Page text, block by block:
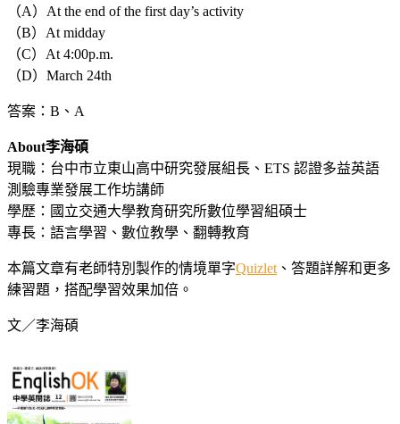
（A）At the end of the first day’s activity
（B）At midday
（C）At 4:00p.m.
（D）March 24th
答案：B、A
About李海碩
現職：台中市立東山高中研究發展組長、ETS 認證多益英語
測驗專業發展工作坊講師
學歷：國立交通大學教育研究所數位學習組碩士
專長：語言學習、數位教學、翻轉教育
本篇文章有老師特別製作的情境單字Quizlet、答題詳解和更多
練習題，搭配學習效果加倍。
文／李海碩